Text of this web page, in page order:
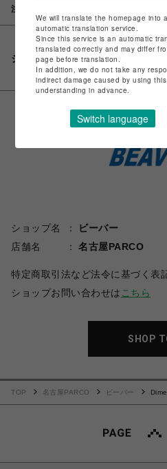
注意事項
シェアする
ショップ名
ビーバー
店舗名
名古屋PARCO
特定商取引法など法令に基づく表
ショップお問い合わせは こちら
SHOP
TOP 名古屋PARCO ビーバー
We will translate the homepage into
automatic translation service.
Since this service is an automatic
translated correctly and may differ
page before translation.
In addition, we do not take any
indirect damage caused by using
understanding in advance.
Switch language